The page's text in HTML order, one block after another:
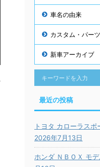
車名の由来
カスタム・パーツ
新車アーカイブ
最近の投稿
トヨタ カローラス
2026年7月13日
ホンダ ＮＢＯＸ モ